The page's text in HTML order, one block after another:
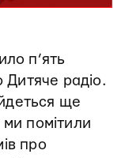
п’ять
Дитяче радіо.
ще
помітили
про